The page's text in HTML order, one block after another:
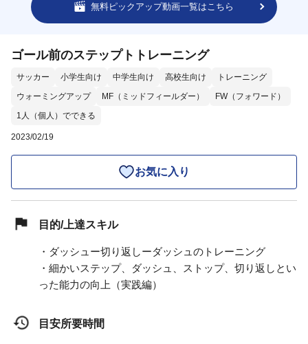
無料ピックアップ動画一覧はこちら
ゴール前のステップトトレーニング
サッカー 小学生向け 中学生向け 高校生向け
トレーニング
ウォーミングアップ
MF（ミッドフィールダー）
FW（フォワード）
1人（個人）でできる
2023/02/19
お気に入り
目的/上達スキル
・ダッシュー切り返しーダッシュのトレーニング
・細かいステップ、ダッシュ、ストップ、切り返しとい
った能力の向上（実践編）
目安所要時間